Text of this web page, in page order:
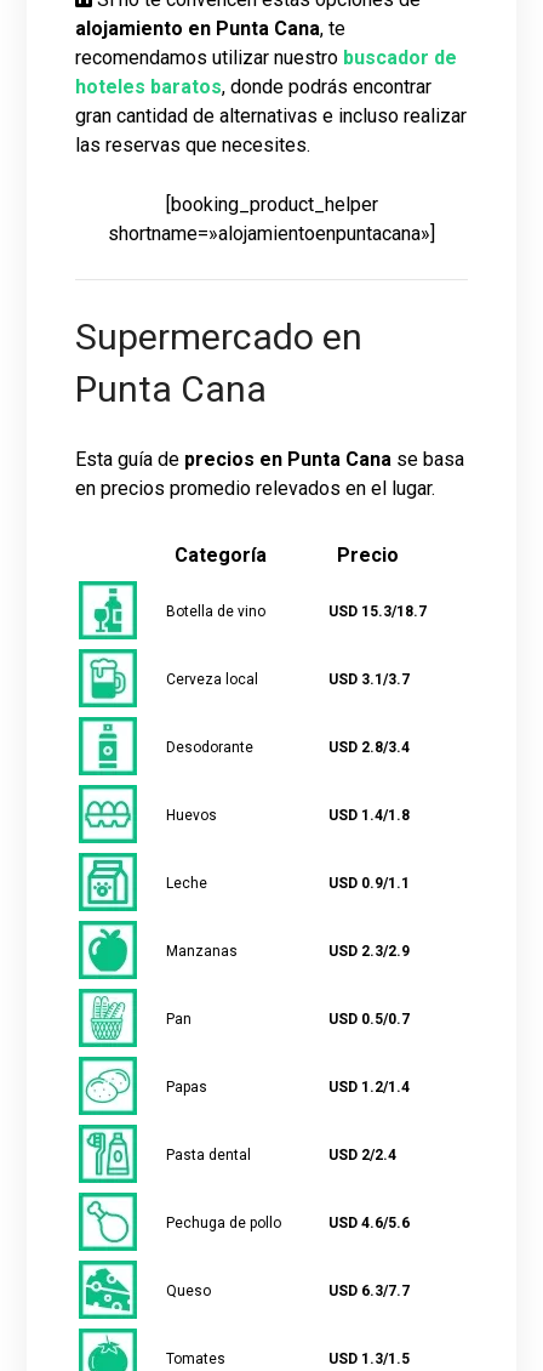
alojamiento en Punta Cana, te
recomendamos utilizar nuestro buscador de
hoteles baratos, donde podrás encontrar
gran cantidad de alternativas e incluso realizar
las reservas que necesites.
[booking_product_helper
shortname=»alojamientoenpuntacana»]
Supermercado en
Punta Cana
Esta guía de precios en Punta Cana se basa
en precios promedio relevados en el lugar.
Categoría Precio
Botella de vino USD 15.3/18.7
Cerveza local USD 3.1/3.7
Desodorante USD 2.8/3.4
Huevos USD 1.4/1.8
Leche USD 0.9/1.1
Manzanas USD 2.3/2.9
Pan USD 0.5/0.7
Papas USD 1.2/1.4
Pasta dental USD 2/2.4
Pechuga de pollo USD 4.6/5.6
Queso USD 6.3/7.7
Tomates USD 1.3/1.5